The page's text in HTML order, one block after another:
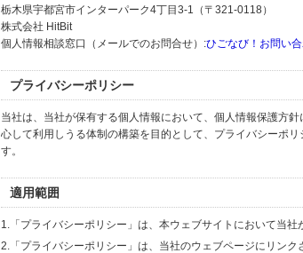
栃木県宇都宮市インターパーク4丁目3-1（〒321-0118）
株式会社 HitBit
個人情報相談窓口（メールでのお問合せ）:ひごなび！お問い
プライバシーポリシー
当社は、当社が保有する個人情報において、個人情報保護方
心して利用しうる体制の構築を目的として、プライバシーポ
す。
適用範囲
1.「プライバシーポリシー」は、本ウェブサイトにおいて当
2.「プライバシーポリシー」は、当社のウェブページにリン